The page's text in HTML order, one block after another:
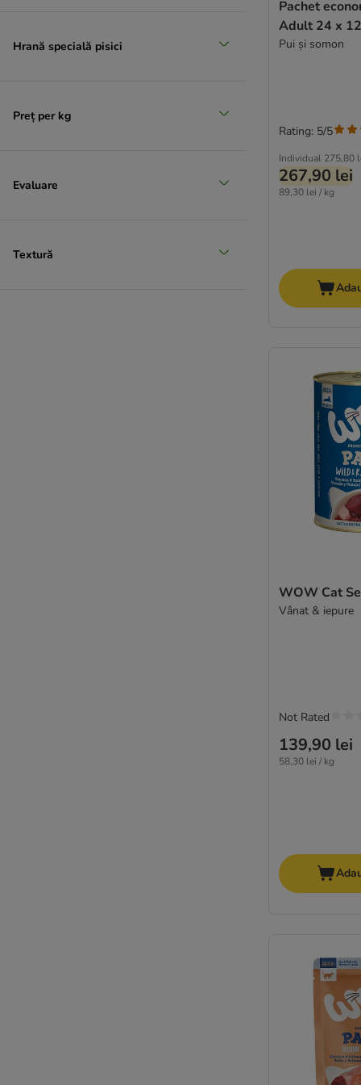
Nature's Variety
Pawsome
Pure Nature
Rafi
Hrană specială pisici
Preț per kg
Evaluare
Textură
Pachet
Adult 24 x
Pui și somon
Individual 275,80
267,90 lei
89,30 lei / kg
Rating: 5/5
WOW Cat
Vânat & iepure
139,90 lei
58,30 lei / kg
Not Rated